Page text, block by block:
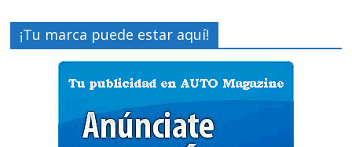
¡Tu marca puede estar aquí!